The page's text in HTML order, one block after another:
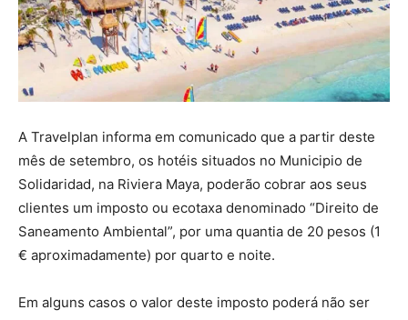
A Travelplan informa em comunicado que a partir deste
mês de setembro, os hotéis situados no Municipio de
Solidaridad, na Riviera Maya, poderão cobrar aos seus
clientes um imposto ou ecotaxa denominado “Direito de
Saneamento Ambiental”, por uma quantia de 20 pesos (1
€ aproximadamente) por quarto e noite.
Em alguns casos o valor deste imposto poderá não ser